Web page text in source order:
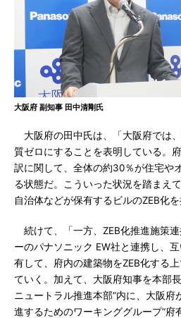
大阪府 副知事 田中清剛氏
大阪府の田中氏は、「大阪府では
質ゼロにすることを表明している。
訳に関して、全体の約30％が住宅や
る状態だ。こういった状況を踏まえ
自治体などが保有するビルのZEB化
続けて、「一方、ZEB化推進施策
ーのパナソニック EW社と連携し、
有して、府内の建築物をZEB化する
ていく。加えて、大阪府知事を本部
ニュートラル推進本部”内に、大阪府
進するためのワーキンググループ“府